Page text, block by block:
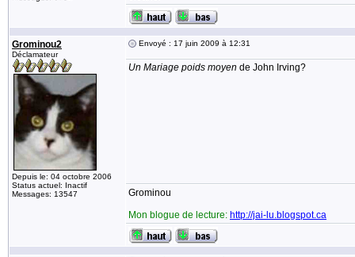
Grominou2
Déclamateur
Depuis le: 04 octobre 2006
Status actuel: Inactif
Messages: 13547
Envoyé : 17 juin 2009 à 12:31
Un Mariage poids moyen de John Irving?
Grominou
Mon blogue de lecture: http://jai-lu.blogspot.ca